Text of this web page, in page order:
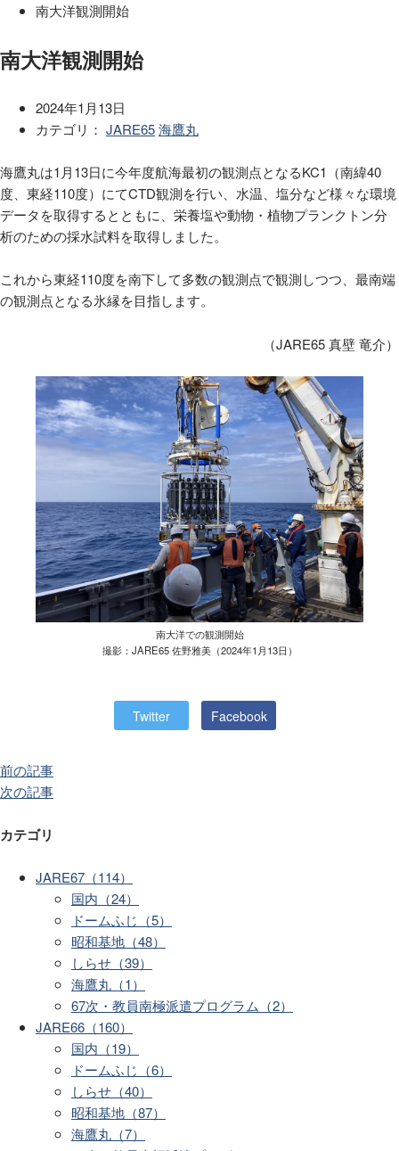
南大洋観測開始
南大洋観測開始
2024年1月13日
カテゴリ： JARE65海鷹丸
海鷹丸は1月13日に今年度航海最初の観測点となるKC1（南緯40
度、東経110度）にてCTD観測を行い、水温、塩分など様々な環境
データを取得するとともに、栄養塩や動物・植物プランクトン分
析のための採水試料を取得しました。
これから東経110度を南下して多数の観測点で観測しつつ、最南端
の観測点となる氷縁を目指します。
（JARE65 真壁 竜介）
南大洋での観測開始
撮影：JARE65 佐野雅美（2024年1月13日）
Twitter Facebook
前の記事
次の記事
カテゴリ
JARE67（114）
国内（24）
ドームふじ（5）
昭和基地（48）
しらせ（39）
海鷹丸（1）
67次・教員南極派遣プログラム（2）
JARE66（160）
国内（19）
ドームふじ（6）
しらせ（40）
昭和基地（87）
海鷹丸（7）